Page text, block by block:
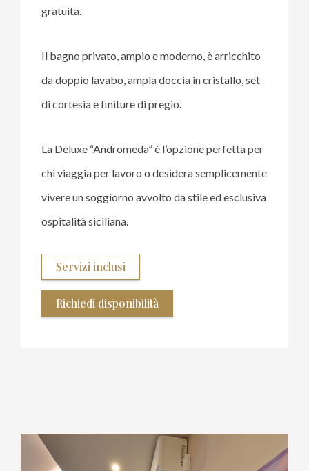
gratuita.
Il bagno privato, ampio e moderno, è arricchito
da doppio lavabo, ampia doccia in cristallo, set
di cortesia e finiture di pregio.
La Deluxe “Andromeda” è l’opzione perfetta per
chi viaggia per lavoro o desidera semplicemente
vivere un soggiorno avvolto da stile ed esclusiva
ospitalità siciliana.
Servizi inclusi
Richiedi disponibilità